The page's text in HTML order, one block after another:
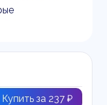
Купить за 237 ₽